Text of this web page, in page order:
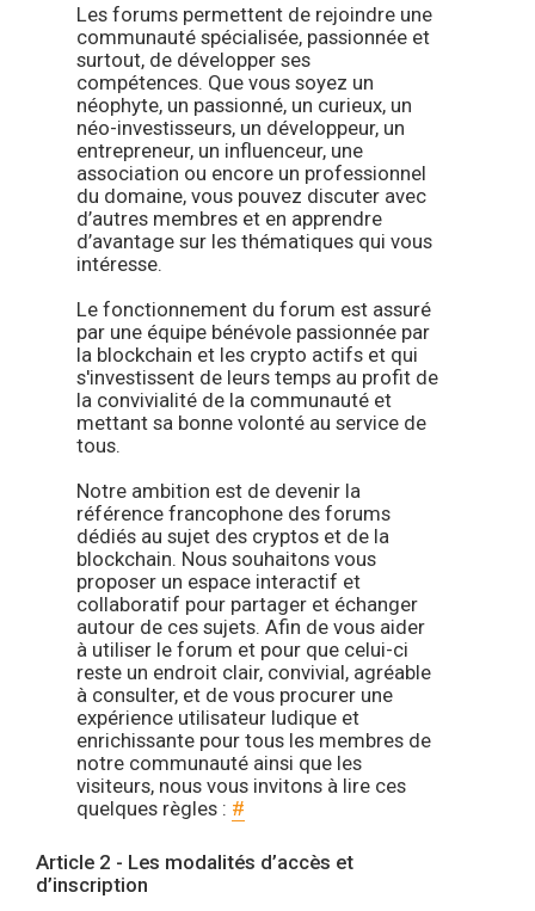
Les forums permettent de rejoindre une
communauté spécialisée, passionnée et
surtout, de développer ses
compétences. Que vous soyez un
néophyte, un passionné, un curieux, un
néo-investisseurs, un développeur, un
entrepreneur, un influenceur, une
association ou encore un professionnel
du domaine, vous pouvez discuter avec
d’autres membres et en apprendre
d’avantage sur les thématiques qui vous
intéresse.
Le fonctionnement du forum est assuré
par une équipe bénévole passionnée par
la blockchain et les crypto actifs et qui
s'investissent de leurs temps au profit de
la convivialité de la communauté et
mettant sa bonne volonté au service de
tous.
Notre ambition est de devenir la
référence francophone des forums
dédiés au sujet des cryptos et de la
blockchain. Nous souhaitons vous
proposer un espace interactif et
collaboratif pour partager et échanger
autour de ces sujets. Afin de vous aider
à utiliser le forum et pour que celui-ci
reste un endroit clair, convivial, agréable
à consulter, et de vous procurer une
expérience utilisateur ludique et
enrichissante pour tous les membres de
notre communauté ainsi que les
visiteurs, nous vous invitons à lire ces
quelques règles : #
Article 2 - Les modalités d’accès et
d’inscription